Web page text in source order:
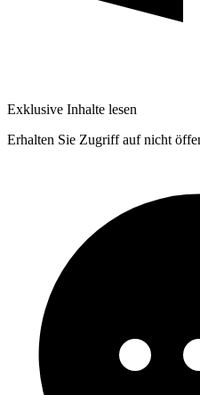
Exklusive Inhalte lesen
Erhalten Sie Zugriff auf nicht